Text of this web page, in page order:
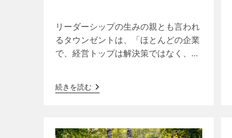
リーダーシップの生みの親とも言われ
るタウンゼントは、「ほとんどの企業
で、経営トップは解決策ではなく、む
ることは得意でも、人を導くこと…
続きを読む